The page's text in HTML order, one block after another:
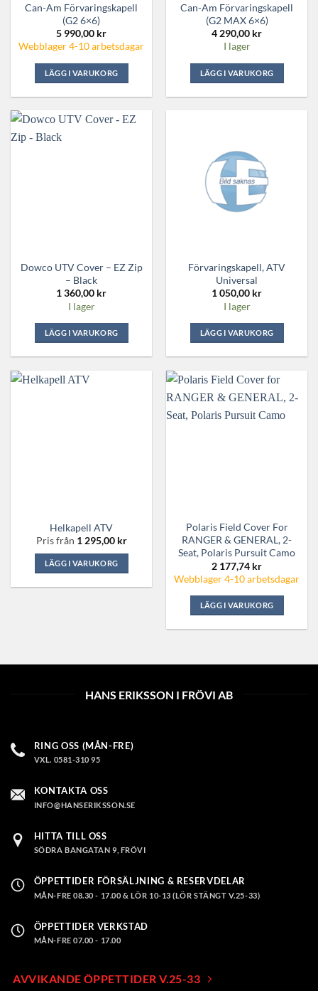
Can-Am Förvaringskapell
(G2 6×6)
5 990,00 kr
Webblager 4-10 arbetsdagar
LÄGG I VARUKORG
Can-Am Förvaringskapell
(G2 MAX 6×6)
4 290,00 kr
I lager
LÄGG I VARUKORG
Dowco UTV Cover – EZ Zip
– Black
1 360,00 kr
I lager
LÄGG I VARUKORG
Förvaringskapell, ATV
Universal
1 050,00 kr
I lager
LÄGG I VARUKORG
Helkapell ATV
Pris från 1 295,00 kr
LÄGG I VARUKORG
alternativen
på
produktsidan
Polaris Field Cover For
RANGER & GENERAL, 2-
Seat, Polaris Pursuit Camo
2 177,74 kr
Webblager 4-10 arbetsdagar
LÄGG I VARUKORG
HANS ERIKSSON I FRÖVI AB
RING OSS (MÅN-FRE)
VXL. 0581-310 95
KONTAKTA OSS
INFO@HANSERIKSSON.SE
HITTA TILL OSS
SÖDRA BANGATAN 9, FRÖVI
ÖPPETTIDER FÖRSÄLJNING & RESERVDELAR
MÅN-FRE 08.30 - 17.00 & LÖR 10-13 (LÖR STÄNGT V.25-33)
ÖPPETTIDER VERKSTAD
MÅN-FRE 07.00 - 17.00
AVVIKANDE ÖPPETTIDER V.25-33